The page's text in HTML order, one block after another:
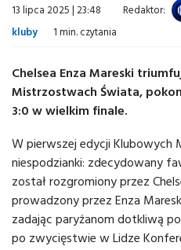
13 lipca 2025 | 23:48 Redaktor:
kluby
1 min. czytania
Chelsea Enza Mareski
Mistrzostwach Świata,
3:0 w wielkim finale.
W pierwszej edycji
niespodzianki: zdecydowany
został rozgromiony przez
prowadzony przez Enza
zadając paryżanom dotkliwą
po zwycięstwie w Lidze